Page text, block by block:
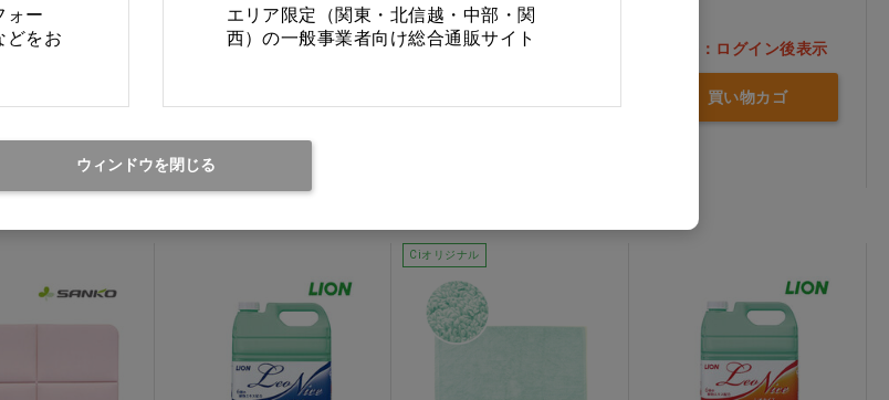
他
グイン後表示
ン] Lサイズ グリーン…他
価格：ログイン後表示
YM03
価格：ログイン後表示 価格：ログイン後表示
買い物カゴ
Ciオリジナル
ォー
どをお
エリア限定（関東・北信越・中部・関
西）の一般事業者向け総合通販サイト
ウィンドウを閉じる